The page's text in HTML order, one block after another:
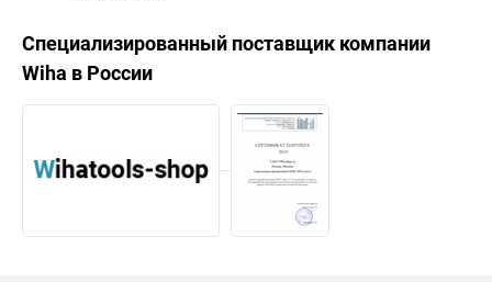
Специализированный поставщик компании
Wiha в России